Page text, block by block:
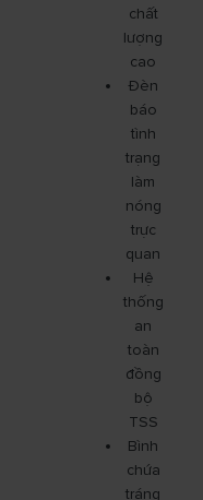
chất
lượng
cao
Đèn
báo
tình
trạng
làm
nóng
trực
quan
Hệ
thống
an
toàn
đồng
bộ
TSS
Bình
chứa
tráng